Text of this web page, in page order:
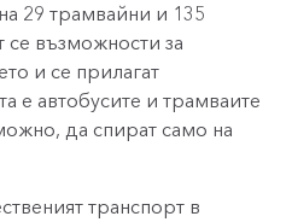
29 трамвайни и 135
се възможности за
и се прилагат
е автобусите и трамваите
да спират само на
транспорт в